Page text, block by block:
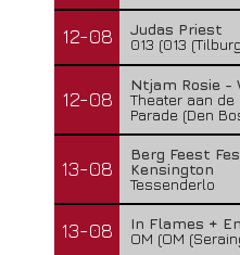
12-08
Judas Priest
013 (013
12-08
Ntjam Rosie -
Theater aan de
Parade (Den
13-08
Berg Feest
Kensington
Tessenderlo
13-08
In Flames +
OM (OM